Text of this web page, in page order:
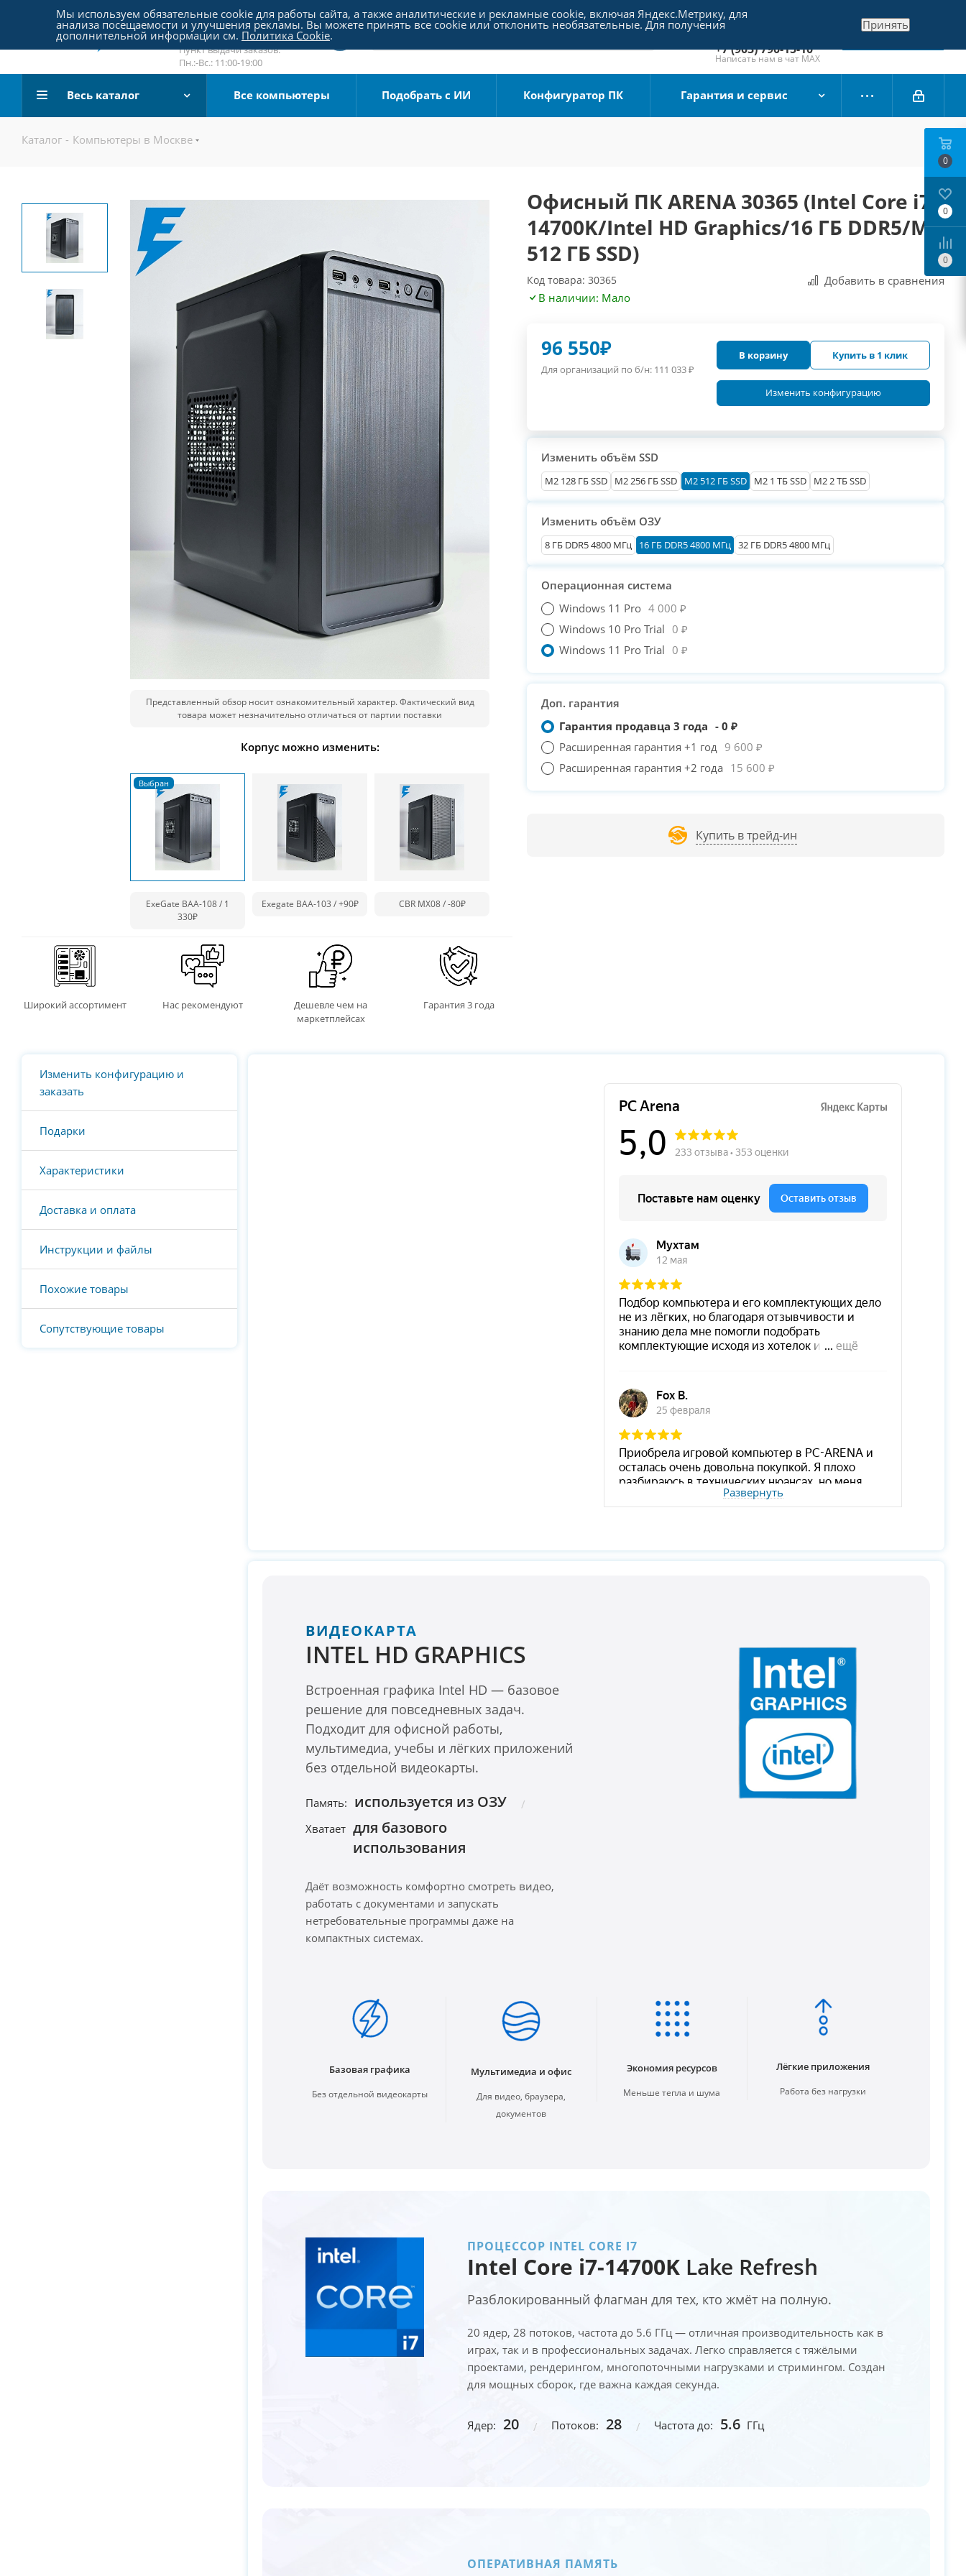
Пятницкое шоссе 18, пав. 267
email:sale@pc-arena.ru
Пн.:-Вс.: 10:00-20:00
Пункт выдачи заказов:
Пн.:-Вс.: 11:00-19:00
+7 (495) 790-15-10
Отдел продаж
+7 (903) 790-15-10
Написать нам в чат MAX
Заказать звонок
Весь каталог Все компьютеры Подобрать с ИИ Конфигуратор ПК Гарантия и сервис
Каталог - Компьютеры в Москве
Представленный обзор носит ознакомительный характер. Фактический вид
товара может незначительно отличаться от партии поставки
Корпус можно изменить:
ExeGate BAA-108 / 1
330₽
Exegate BAA-103 /+90₽ CBR MX08 /-80₽
Широкий ассортимент Нас рекомендуют
Дешевле чем на
маркетплейсах
Гарантия 3 года
Офисный ПК ARENA 30365 (Intel Core i7-
14700K/Intel HD Graphics/16 ГБ DDR5/M2
512 ГБ SSD)
Код товара: 30365
Добавить в сравнения
В наличии: Мало
96 550₽
Для организаций по б/н: 111 033₽
В корзину Купить в 1 клик
Изменить конфигурацию
Изменить объём SSD
М2 128 ГБ SSD M2 256 ГБ SSD M2 512 ГБ SSD M2 1 ТБ SSD M2 2 ТБ SSD
Изменить объём ОЗУ
8 ГБ DDR5 4800 МГц 16 ГБ DDR5 4800 МГц 32 ГБ DDR5 4800 МГц
Операционная система
Windows 11 Pro 4 000 ₽
Windows 10 Pro Trial 0 ₽
Windows 11 Pro Trial 0 ₽
Доп. гарантия
Гарантия продавца 3 года - 0 ₽
Расширенная гарантия +1 год 9 600 ₽
Расширенная гарантия +2 года 15 600 ₽
Купить в трейд-ин
Изменить конфигурацию и
заказать
Подарки
Характеристики
Доставка и оплата
Инструкции и файлы
Похожие товары
Сопутствующие товары
PC-Arena на карте Москвы — Яндекс Карты
Развернуть
ВИДЕОКАРТА
INTEL HD GRAPHICS
Встроенная графика Intel HD — базовое
решение для повседневных задач.
Подходит для офисной работы,
мультимедиа, учебы и лёгких приложений
без отдельной видеокарты.
Память: используется из ОЗУ
Хватает для базового
использования
Даёт возможность комфортно смотреть видео,
работать с документами и запускать
нетребовательные программы даже на
компактных системах.
Базовая графика
Без отдельной видеокарты
Мультимедиа и офис
Для видео, браузера,
документов
Экономия ресурсов
Меньше тепла и шума
Лёгкие приложения
Работа без нагрузки
ПРОЦЕССОР INTEL CORE I7
Intel Core i7-14700KLake Refresh
Разблокированный флагман для тех, кто жмёт на полную.
20 ядер, 28 потоков, частота до 5.6 ГГц — отличная производительность как в
играх, так и в профессиональных задачах. Легко справляется с тяжёлыми
проектами, рендерингом, многопоточными нагрузками и стримингом. Создан
для мощных сборок, где важна каждая секунда.
Ядер: 20 Потоков: 28 Частота до: 5.6 ГГц
ОПЕРАТИВНАЯ ПАМЯТЬ
0
0
0
Мы используем обязательные cookie для работы сайта, а также аналитические и рекламные cookie, включая Яндекс.Метрику, для
анализа посещаемости и улучшения рекламы. Вы можете принять все cookie или отклонить необязательные. Для получения
дополнительной информации см. Политика Cookie.
Принять